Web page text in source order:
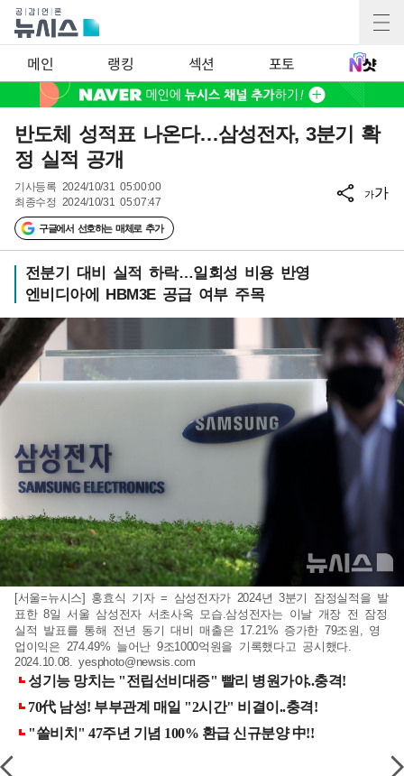
메인 랭킹 섹션 포토
반도체 성적표 나온다…삼성전자, 3분기 확
정 실적 공개
기사등록 2024/10/31 05:00:00
최종수정 2024/10/31 05:07:47
구글에서 선호하는 매체로 추가
가가
전분기 대비 실적 하락…일회성 비용 반영
엔비디아에 HBM3E 공급 여부 주목
[서울=뉴시스] 홍효식 기자 = 삼성전자가 2024년 3분기 잠정실적을 발
표한 8일 서울 삼성전자 서초사옥 모습.삼성전자는 이날 개장 전 잠정
실적 발표를 통해 전년 동기 대비 매출은 17.21% 증가한 79조원, 영
업이익은 274.49% 늘어난 9조1000억원을 기록했다고 공시했다.
2024.10.08.yesphoto@newsis.com